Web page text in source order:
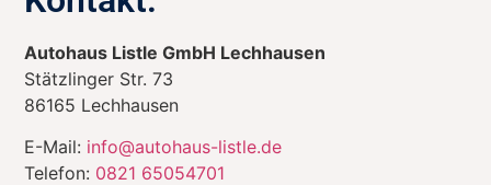
Autohaus Listle GmbH Lechhausen
Stätzlinger Str. 73
86165 Lechhausen
E-Mail: info@autohaus-listle.de
Telefon: 0821 65054701